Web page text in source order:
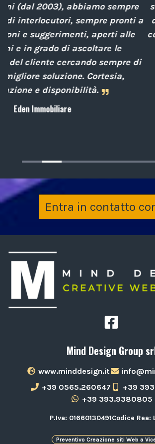
sua professionalità nella
dei problemi posti da noi nel
con gentilezza e disponibilità
rapporto interpersonale, con
tecniche adatte alle nostre
attenti al cliente.
Archiplan
Entra in contatto
Mind Design Group
www.minddesign.it
+39 0565.260647
+39
+39 393.9380805
P.Iva: 01660130491Codice Rea:
Preventivo Creazione siti Web a